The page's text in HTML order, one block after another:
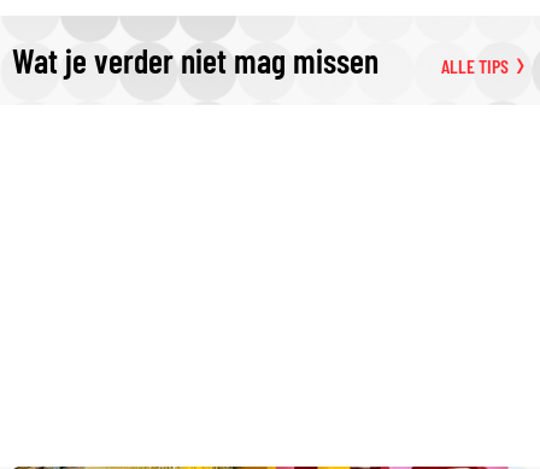
Wat je verder niet mag missen ALLE TIPS